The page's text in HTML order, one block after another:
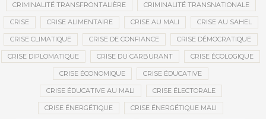
CRIMINALITÉ TRANSFRONTALIÈRE CRIMINALITÉ TRANSNATIONALE
CRISE CRISE ALIMENTAIRE CRISE AU MALI CRISE AU SAHEL
CRISE CLIMATIQUE CRISE DE CONFIANCE CRISE DÉMOCRATIQUE
CRISE DIPLOMATIQUE CRISE DU CARBURANT CRISE ÉCOLOGIQUE
CRISE ÉCONOMIQUE CRISE ÉDUCATIVE
CRISE ÉDUCATIVE AU MALI CRISE ÉLECTORALE
CRISE ÉNERGÉTIQUE CRISE ÉNERGÉTIQUE MALI